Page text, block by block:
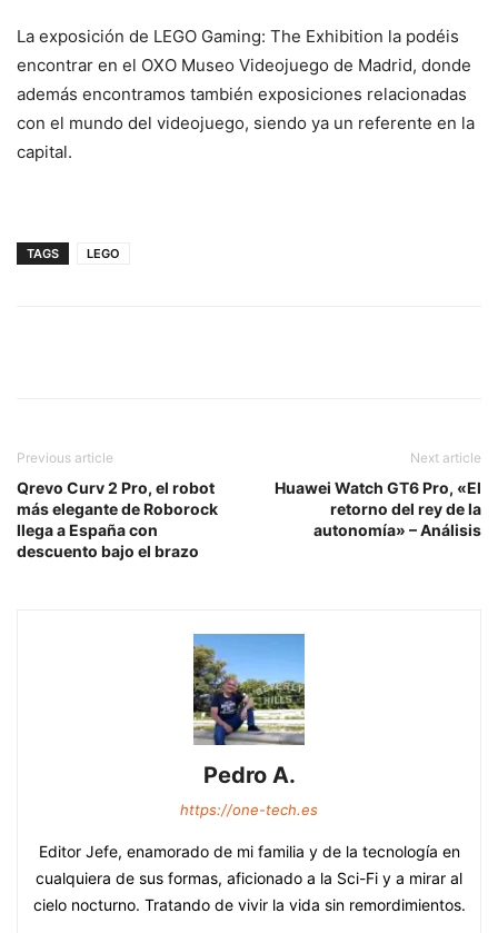
La exposición de LEGO Gaming: The Exhibition la podéis
encontrar en el OXO Museo Videojuego de Madrid, donde
además encontramos también exposiciones relacionadas
con el mundo del videojuego, siendo ya un referente en la
capital.
TAGS LEGO
Previous article
Qrevo Curv 2 Pro, el robot
más elegante de Roborock
llega a España con
descuento bajo el brazo
Next article
Huawei Watch GT6 Pro, «El
retorno del rey de la
autonomía» – Análisis
Pedro A.
https://one-tech.es
Editor Jefe, enamorado de mi familia y de la tecnología en
cualquiera de sus formas, aficionado a la Sci-Fi y a mirar al
cielo nocturno. Tratando de vivir la vida sin remordimientos.